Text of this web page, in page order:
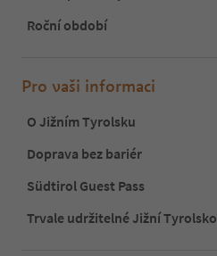
Roční období
Pro vaši informaci
O Jižním Tyrolsku
Doprava bez bariér
Südtirol Guest Pass
Trvale udržitelné Jižní Tyrolsko